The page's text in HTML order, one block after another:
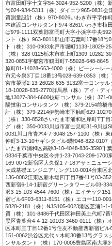
市富田町字十文字54-3024-952-5200（株）
号024-934-5311（株）ダイエツ965-0831会
質測量設計（株）970-8026いわき市平字作
本建設コンサルタント974-8261いわき市植
ば979-1111双葉郡富岡町大字小浜字中央
ント（株）963-8011郡山市若葉町17番18号
ト（株）310-0903水戸市堀町1133-18029-
（株）328-0125栃木市吹上町1309-10282-
320-0851宇都宮市鶴田町7-55028-648-8645
原町81-14028-663-4000（株）ピーシーレ
市元今泉3丁目18番13号028-639-0353（株
宮市簗瀬2-13-26028-635-3132富士コンサ
18-10028-635-2770群馬県（株）アイ・デ
地13027-384-6600技研コンサル（株）371-
陽技術コンサルタンツ（株）379-2154前橋
計（株）379-2214伊勢崎市下触町629-
（株）330-8528さいたま市浦和区岸町7丁
グ（株）350-0033川越市富士見町31-9川越
0031川口市青木4-7-3048-257-1100（株）
仲町3-13-10ヤギシタビル6階048-822-0107
いたま市浦和区高砂3-10-4048-836-3590千
0834千葉市中央区今井1-23-7043-209-1700
169-0072新宿区大久保1-7-18アサヒニュー
大成基礎エンジニアリング110-0014台東区
136-0082江東区新木場四丁目7番41号03-
西新宿6-14-1新宿グリーンタワービル03-
沢3-15-103-4544-7600（株）エイテック
宿ビル6F03-6311-8151（株）エコー110-
5828-2181（株）NJS105-0023港区芝浦1-
質（株）101-8486千代田区神田美土代町7
黒区青葉台4-4-12-10103-3460-0111（株）
区本町三丁目12番1号住友不動産西新宿ビル
151-0062渋谷区元代々木町30番13号グラス
ンサルタント（株）170-0005豊島区南大塚